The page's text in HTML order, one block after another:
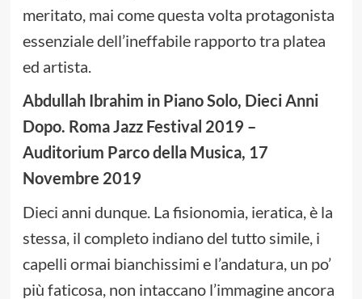
meritato, mai come questa volta protagonista
essenziale dell’ineffabile rapporto tra platea
ed artista.
Abdullah Ibrahim in Piano Solo, Dieci Anni
Dopo. Roma Jazz Festival 2019 –
Auditorium Parco della Musica, 17
Novembre 2019
Dieci anni dunque. La fisionomia, ieratica, è la
stessa, il completo indiano del tutto simile, i
capelli ormai bianchissimi e l’andatura, un po’
più faticosa, non intaccano l’immagine ancora